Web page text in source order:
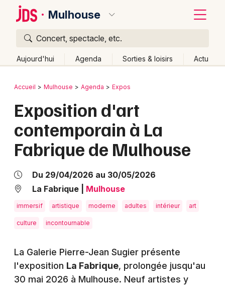
Mulhouse
Concert, spectacle, etc.
Aujourd'hui Agenda Sorties & loisirs Actu
Publier un événement
Grands événements
Activité & Expérience
Foires & salons
Concerts
Bordeaux
Colmar
Lille
Marseille
Mulhouse
Nantes
Nice
Retour
Accueil Mulhouse Agenda Expos
Exposition d'art
contemporain à La
Fabrique de Mulhouse
Du 29/04/2026 au 30/05/2026
La Fabrique
Mulhouse
immersif artistique moderne adultes intérieur art
culture incontournable
La Galerie Pierre-Jean Sugier présente
l'exposition La Fabrique, prolongée jusqu'au
30 mai 2026 à Mulhouse. Neuf artistes y
Quoi ?
Où ?
Partout
Près de moi Changer de lieu
Quand ?
Effacer les dates
Aujourd'hui
Demain Ce week-end Autre